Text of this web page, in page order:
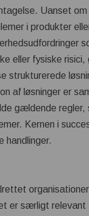
Uanset
i produkter
eller fysiske risici,
strukturerede
af løsninger er
gældende regler,
Kernen i
handlinger.
er særligt